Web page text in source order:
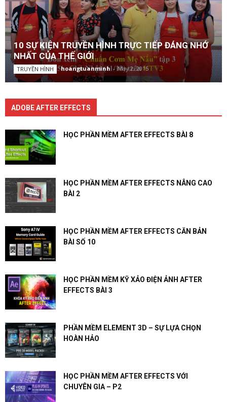
10 SỰ KIỆN TRUYỀN HÌNH TRỰC TIẾP ĐÁNG NHỚ
NHẤT CỦA THẾ GIỚI
TRUYỀN HÌNH hoangtuanminh - May 2, 2015
ADOBE AFTER EFFECTS
HỌC PHẦN MỀM AFTER EFFECTS BÀI 8
HỌC PHẦN MỀM AFTER EFFECTS NÂNG CAO
BÀI 2
HỌC PHẦN MỀM AFTER EFFECTS CĂN BẢN
BÀI SỐ 10
HỌC PHẦN MỀM KỸ XẢO ĐIỆN ẢNH AFTER
EFFECTS BÀI 3
PHẦN MỀM ELEMENT 3D – SỰ LỰA CHỌN
HOÀN HẢO
HỌC PHẦN MỀM AFTER EFFECTS VỚI
CHUYÊN GIA – P2